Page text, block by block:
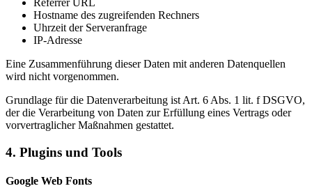
Referrer URL
Hostname des zugreifenden Rechners
Uhrzeit der Serveranfrage
IP-Adresse
Eine Zusammenführung dieser Daten mit anderen Datenquellen
wird nicht vorgenommen.
Grundlage für die Datenverarbeitung ist Art. 6 Abs. 1 lit. f DSGVO,
der die Verarbeitung von Daten zur Erfüllung eines Vertrags oder
vorvertraglicher Maßnahmen gestattet.
4. Plugins und Tools
Google Web Fonts